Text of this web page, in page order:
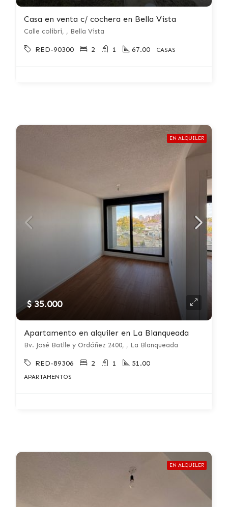
Casa en venta c/ cochera en Bella Vista
Calle colibri, , Bella Vista
RED-90300 2 1 67.00 CASAS
EN ALQUILER
$ 35.000
Apartamento en alquiler en La Blanqueada
Bv. José Batlle y Ordóñez 2400, , La Blanqueada
RED-89306 2 1 51.00
APARTAMENTOS
EN ALQUILER